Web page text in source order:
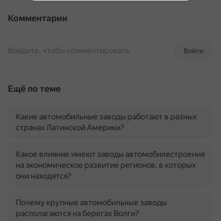
Комментарии
Войти
Войдите, чтобы комментировать
Ещё по теме
Какие автомобильные заводы работают в разных
странах Латинской Америки?
Какое влияние имеют заводы автомобилестроения
на экономическое развитие регионов, в которых
они находятся?
Почему крупные автомобильные заводы
располагаются на берегах Волги?